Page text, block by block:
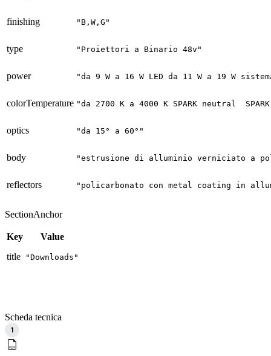
finishing "B,W,G"
type "Proiettori a Binario 48v"
power "da 9 W a 16 W LED da 11 W a 19 W
colorTemperature "da 2700 K a 4000 K SPARK neutral
optics "da 15° a 60°"
body "estrusione di alluminio verniciato a
reflectors "policarbonato con metal coating in
SectionAnchor
Key
Value
title
"Downloads"
Scheda tecnica
1